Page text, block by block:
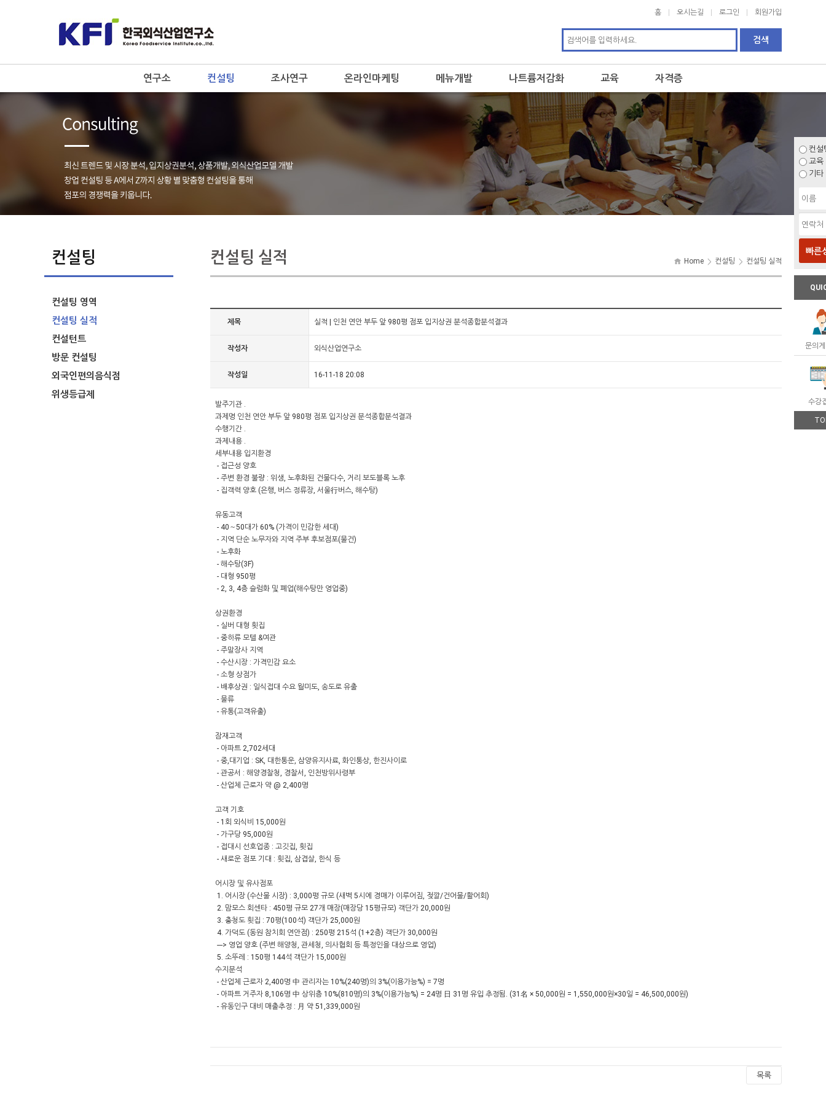
홈 오시는길 로그인 회원가입
연구소 컨설팅 조사연구 온라인마케팅 메뉴개발 나트륨저감화 교육 자격증
컨설팅
컨설팅 영역
컨설팅 실적
컨설턴트
방문 컨설팅
외국인편의음식점
위생등급제
컨설팅 실적 Home 컨설팅 컨설팅 실적
제목 실적 | 인천 연안 부두 앞 980평 점포 입지상권 분석종합분석결과
작성자 외식산업연구소
작성일 16-11-18 20:08
발주기관 .
과제명 인천 연안 부두 앞 980평 점포 입지상권 분석종합분석결과
수행기간 .
과제내용 .
세부내용 입지환경
- 접근성 양호
- 주변 환경 불량 : 위생, 노후화된 건물다수, 거리 보도블록 노후
- 집객력 양호 (은행, 버스 정류장, 서울行버스, 해수탕)
유동고객
- 40～50대가 60% (가격이 민감한 세대)
- 지역 단순 노무자와 지역 주부 후보점포(물건)
- 노후화
- 해수탕(3F)
- 대형 950평
- 2, 3, 4층 슬럼화 및 폐업(해수탕만 영업중)
상권환경
- 실버 대형 횟집
- 중하류 모텔 &여관
- 주말장사 지역
- 수산시장 : 가격민감 요소
- 소형 상점가
- 배후상권 : 일식접대 수요 월미도, 송도로 유출
- 물류
- 유통(고객유출)
잠재고객
- 아파트 2,702세대
- 중,대기업 : SK, 대한통운, 삼양유지사료, 화인통상, 한진사이로
- 관공서 : 해양경찰청, 경찰서, 인천방위사령부
- 산업체 근로자 약 @ 2,400명
고객 기호
- 1회 외식비 15,000원
- 가구당 95,000원
- 접대시 선호업종 : 고깃집, 횟집
- 새로운 점포 기대 : 횟집, 삼겹살, 한식 등
어시장 및 유사점포
1. 어시장 (수산물 시장) : 3,000평 규모 (새벽 5시에 경매가 이루어짐, 젖깔/건어물/활어회)
2. 맘모스 회센타 : 450평 규모 27개 매장(매장당 15평규모) 객단가 20,000원
3. 충청도 횟집 : 70평(100석) 객단가 25,000원
4. 가덕도 (동원 참치회 연안점) : 250평 215석 (1+2층) 객단가 30,000원
---> 영업 양호 (주변 해양청, 관세청, 의사협회 등 특정인을 대상으로 영업)
5. 소뚜레 : 150평 144석 객단가 15,000원
수지분석
- 산업체 근로자 2,400명 中 관리자는 10%(240명)의 3%(이용가능%) = 7명
- 아파트 거주자 8,106명 中 상위층 10%(810명)의 3%(이용가능%) = 24명 日 31명 유입 추정됨. (31名 × 50,000원 = 1,550,000원×30일 = 46,500,000원)
- 유동인구 대비 매출추정 : 月 약 51,339,000원
목록
컨설
교육
기타
빠른
문의
수강